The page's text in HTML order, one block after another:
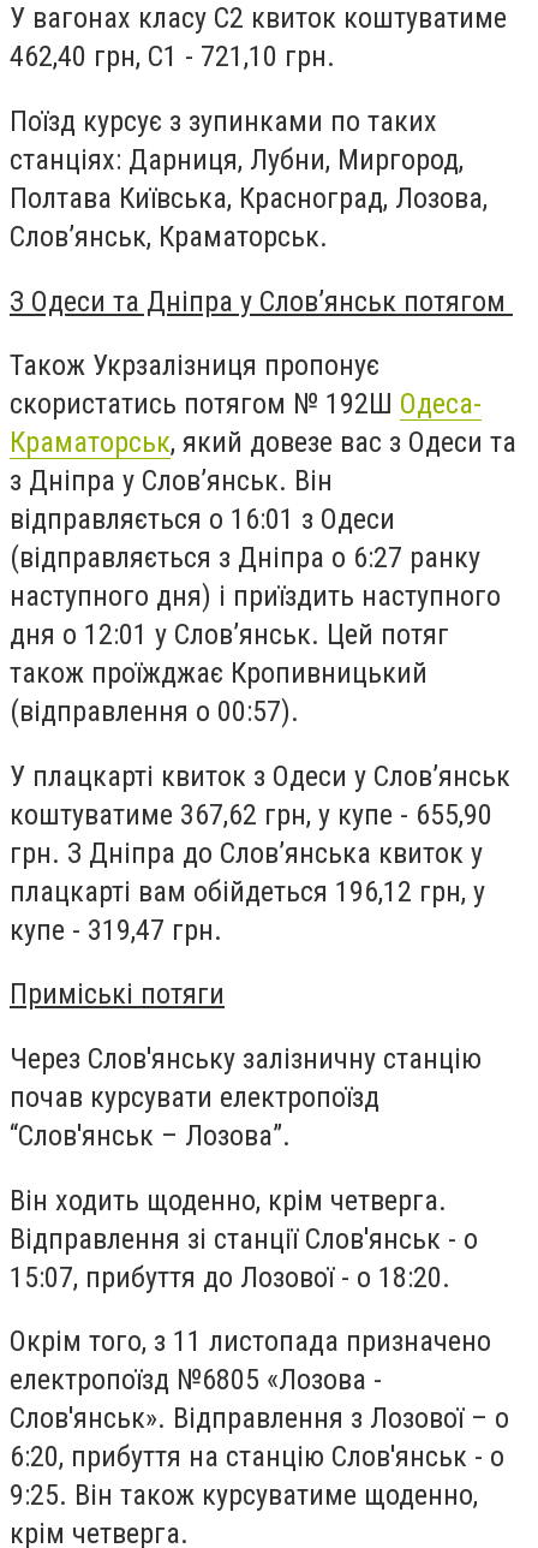
У вагонах класу С2 квиток коштуватиме
462,40 грн, С1 - 721,10 грн.
Поїзд курсує з зупинками по таких
станціях: Дарниця, Лубни, Миргород,
Полтава Київська, Красноград, Лозова,
Слов’янськ, Краматорськ.
З Одеси та Дніпра у Слов’янськ потягом
Також Укрзалізниця пропонує
скористатись потягом № 192Ш Одеса-
Краматорськ, який довезе вас з Одеси та
з Дніпра у Слов’янськ. Він
відправляється о 16:01 з Одеси
(відправляється з Дніпра о 6:27 ранку
наступного дня) і приїздить наступного
дня о 12:01 у Слов’янськ. Цей потяг
також проїжджає Кропивницький
(відправлення о 00:57).
У плацкарті квиток з Одеси у Слов’янськ
коштуватиме 367,62 грн, у купе - 655,90
грн. З Дніпра до Слов’янська квиток у
плацкарті вам обійдеться 196,12 грн, у
купе - 319,47 грн.
Приміські потяги
Через Слов'янську залізничну станцію
почав курсувати електропоїзд
“Слов'янськ – Лозова”.
Він ходить щоденно, крім четверга.
Відправлення зі станції Слов'янськ - о
15:07, прибуття до Лозової - о 18:20.
Окрім того, з 11 листопада призначено
електропоїзд №6805 «Лозова -
Слов'янськ». Відправлення з Лозової – о
6:20, прибуття на станцію Слов'янськ - о
9:25. Він також курсуватиме щоденно,
крім четверга.